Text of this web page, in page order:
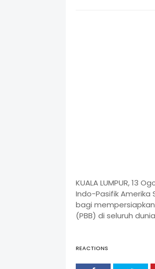
KUALA LUMPUR, 13
Indo-Pasifik Amerika
bagi
(PBB) di seluruh
REACTIONS